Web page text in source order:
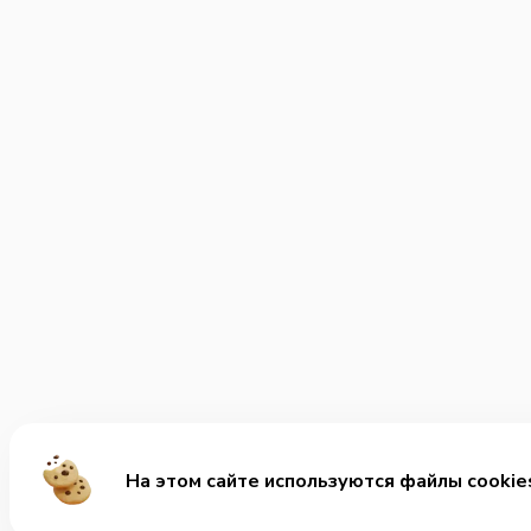
На этом сайте используются файлы